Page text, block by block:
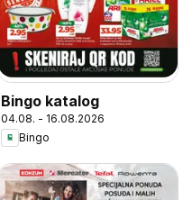
Bingo katalog
04.08. - 16.08.2026
Bingo